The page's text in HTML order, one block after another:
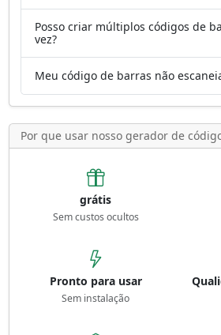
Posso criar múltiplos códigos de
vez?
Meu código de barras não
Por que usar nosso gerador de
grátis
Sem custos ocultos
Pronto para usar
Sem instalação